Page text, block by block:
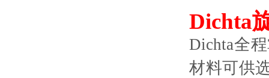
Dichta
Dichta全
材料可供